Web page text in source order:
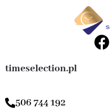
timeselection.pl
506 744 192